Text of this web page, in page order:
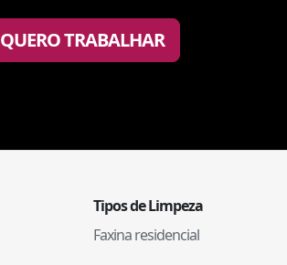
QUERO TRABALHAR
Tipos de Limpeza
Faxina residencial